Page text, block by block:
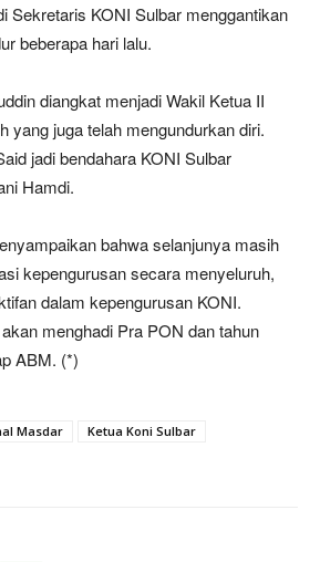
Sekretaris KONI Sulbar menggantikan
beberapa hari lalu.
diangkat menjadi Wakil Ketua II
yang juga telah mengundurkan diri.
jadi bendahara KONI Sulbar
Hamdi.
bahwa selanjunya masih
kepengurusan secara menyeluruh,
dalam kepengurusan KONI.
menghadi Pra PON dan tahun
ABM. (*)
Masdar
Ketua Koni Sulbar